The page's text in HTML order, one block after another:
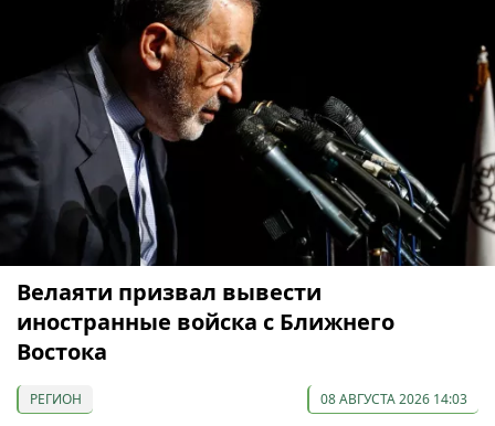
Велаяти призвал вывести
иностранные войска с Ближнего
Востока
РЕГИОН 08 АВГУСТА 2026 14:03